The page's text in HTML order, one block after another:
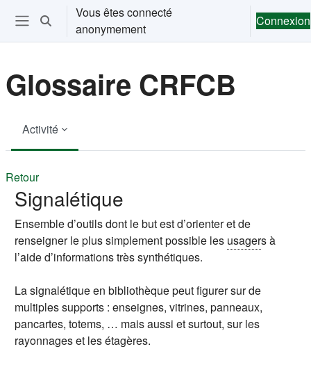
Passer au contenu principal
Ouvrir le menu de navigation
Activer/désactiver la saisie de recherche
Vous êtes connecté
anonymement
Connexion
Glossaire CRFCB
Activité
Retour
Signalétique
Ensemble d’outils dont le but est d’orienter et de
renseigner le plus simplement possible les usagers à
l’aide d’informations très synthétiques.
La signalétique en bibliothèque peut figurer sur de
multiples supports : enseignes, vitrines, panneaux,
pancartes, totems, … mais aussi et surtout, sur les
rayonnages et les étagères.